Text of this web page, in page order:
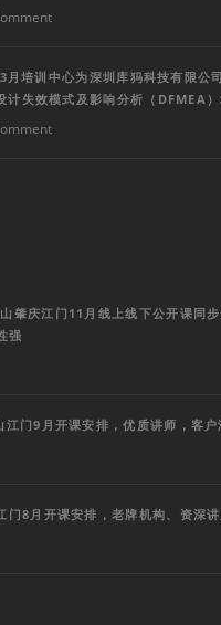
月培训中心为深圳库犸科技有限公
计失效模式及影响分析（DFMEA
肇庆江门11月线上线下公开课同
强
门9月开课安排，优质讲师，客户
门8月开课安排，老牌机构、资深